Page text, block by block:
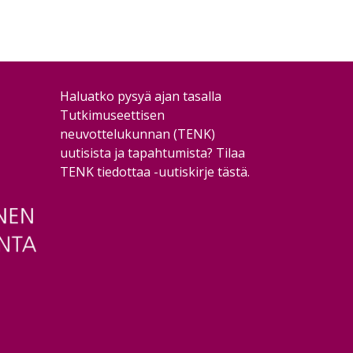
Haluatko pysyä ajan tasalla
Tutkimuseettisen
neuvottelukunnan (TENK)
uutisista ja tapahtumista? Tilaa
TENK tiedottaa -uutiskirje tästä.